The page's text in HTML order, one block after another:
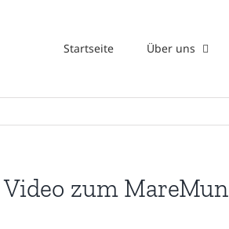
Startseite Über uns
Video zum